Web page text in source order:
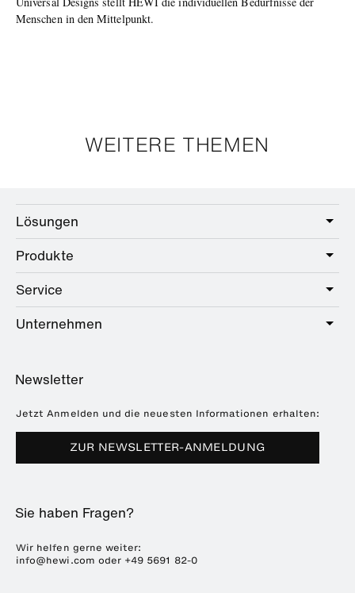
Menschen in den Mittelpunkt.
WEITERE THEMEN
Lösungen
Care
Public
Hotel
Produkte
Sanitär
Beschläge
Händlersuche
Service
Serviceangebot
Seminare
Broschüren & Kataloge
Downloads
Häufig gestellte Fragen
Unternehmen
Referenzen
Presse
Messetermine
Nachhaltigkeit
Kunststofftechnik
ENTRO
Newsletter
Jetzt Anmelden und die neuesten Informationen erhalten:
ZUR NEWSLETTER-ANMELDUNG
Sie haben Fragen?
Wir helfen gerne weiter:
info@hewi.com oder +49 5691 82-0